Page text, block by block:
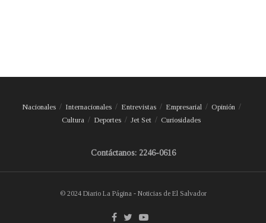
Nacionales Internacionales Entrevistas Empresarial
Opinión
Cultura
Deportes Jet Set Curiosidades
Contáctanos: 2246-0616
© 2024 Diario La Página - Noticias de El Salvador